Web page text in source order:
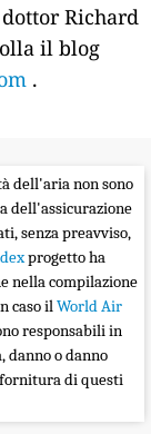
Richard
il blog
.
dell'aria non sono
dell'assicurazione
senza preavviso,
progetto ha
nella compilazione
caso ilWorld Air
responsabili in
o danno
di questi